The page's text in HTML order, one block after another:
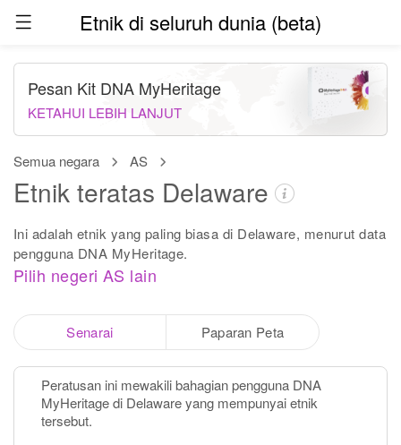
Etnik di seluruh dunia (beta)
Semua negara AS
Etnik teratas Delaware
Ini adalah etnik yang paling biasa di Delaware, menurut data
pengguna DNA MyHeritage.
Pilih negeri AS lain
Pesan Kit DNA MyHeritage
KETAHUI LEBIH LANJUT
Senarai Paparan Peta
Peratusan ini mewakili bahagian pengguna DNA
MyHeritage di Delaware yang mempunyai etnik
tersebut.